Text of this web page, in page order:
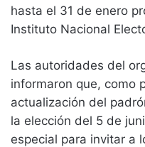
hasta el 31 de enero
Instituto Nacional
Las autoridades del
informaron que, como
actualización del
la elección del 5 de
especial para invitar a